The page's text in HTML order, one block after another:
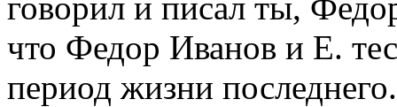
что Федор Иванов и Е.
период жизни последнего.